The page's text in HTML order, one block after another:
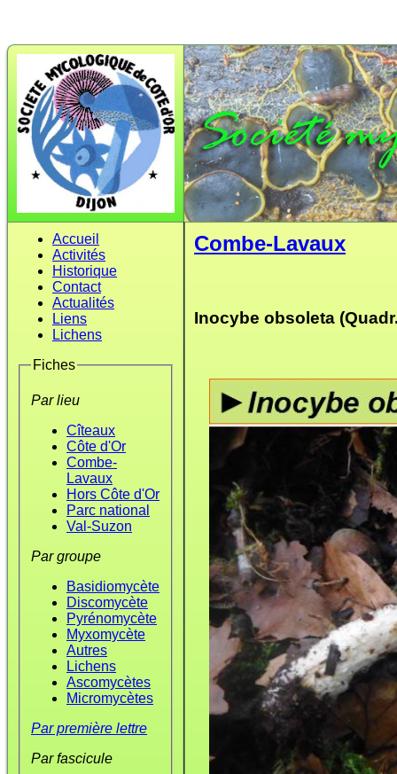
Accueil
Activités
Historique
Contact
Actualités
Liens
Lichens
Fiches
Par lieu
Cîteaux
Côte d'Or
Combe-
Lavaux
Hors Côte d'Or
Parc national
Val-Suzon
Par groupe
Basidiomycète
Discomycète
Pyrénomycète
Myxomycète
Autres
Lichens
Ascomycètes
Micromycètes
Par première lettre
Par fascicule
Combe-Lavaux
Inocybe obsoleta